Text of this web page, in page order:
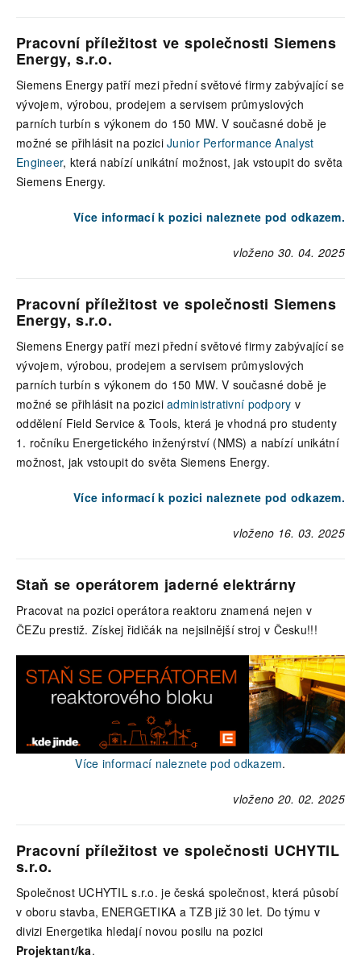
Pracovní příležitost ve společnosti Siemens
Energy, s.r.o.
Siemens Energy patří mezi přední světové firmy zabývající se
vývojem, výrobou, prodejem a servisem průmyslových
parních turbín s výkonem do 150 MW. V současné době je
možné se přihlásit na poziciJunior Performance Analyst
Engineer, která nabízí unikátní možnost, jak vstoupit do světa
Siemens Energy.
Více informací k pozici naleznete pod odkazem.
vloženo 30. 04. 2025
Pracovní příležitost ve společnosti Siemens
Energy, s.r.o.
Siemens Energy patří mezi přední světové firmy zabývající se
vývojem, výrobou, prodejem a servisem průmyslových
parních turbín s výkonem do 150 MW. V současné době je
možné se přihlásit na poziciadministrativní podpory v
oddělení Field Service & Tools, která je vhodná pro studenty
1. ročníku Energetického inženýrství (NMS) a nabízí unikátní
možnost, jak vstoupit do světa Siemens Energy.
Více informací k pozici naleznete pod odkazem.
vloženo 16. 03. 2025
Staň se operátorem jaderné elektrárny
Pracovat na pozici operátora reaktoru znamená nejen v
ČEZu prestiž. Získej řidičák na nejsilnější stroj v Česku!!!
Více informací naleznete pod odkazem.
vloženo 20. 02. 2025
Pracovní příležitost ve společnosti UCHYTIL
s.r.o.
Společnost UCHYTIL s.r.o. je česká společnost, která působí
v oboru stavba, ENERGETIKA a TZB již 30 let. Do týmu v
divizi Energetika hledají novou posilu na pozici
Projektant/ka.